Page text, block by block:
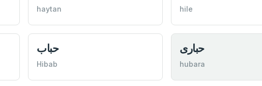
haytan hile
حباب
Hibab
‌حباری
hubara